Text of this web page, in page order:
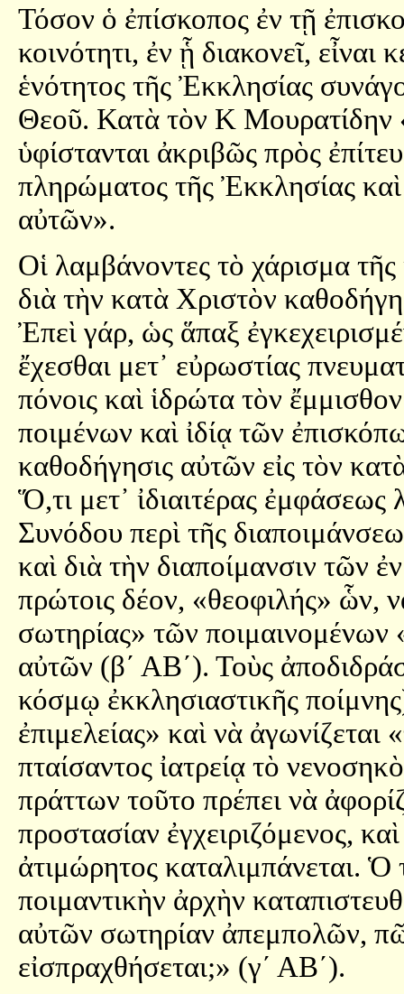
Τόσον ὁ ἐπίσκοπος ἐν τῇ
κοινότητι, ἐν ᾗ διακονεῖ, εἶναι
ἑνότητος τῆς Ἐκκλησίας
Θεοῦ. Κατὰ τὸν Κ Μουρατίδην
ὑφίστανται ἀκριβῶς πρὸς
πληρώματος τῆς Ἐκκλησίας καὶ
αὐτῶν».
Οἱ λαμβάνοντες τὸ χάρισμα
διὰ τὴν κατὰ Χριστὸν
Ἐπεὶ γάρ, ὡς ἅπαξ
ἔχεσθαι μετ᾿ εὐρωστίας
πόνοις καὶ ἱδρώτα τὸν
ποιμένων καὶ ἰδίᾳ τῶν
καθοδήγησις αὐτῶν εἰς τὸν
Ὅ,τι μετ᾿ ἰδιαιτέρας
Συνόδου περὶ τῆς
καὶ διὰ τὴν διαποίμανσιν τῶν
πρώτοις δέον, «θεοφιλής» ὧν,
σωτηρίας» τῶν
αὐτῶν (β´ ΑΒ´). Τοὺς
κόσμῳ ἐκκλησιαστικῆς
ἐπιμελείας» καὶ νὰ
πταίσαντος ἰατρείᾳ τὸ
πράττων τοῦτο πρέπει νὰ
προστασίαν ἐγχειριζόμενος,
ἀτιμώρητος καταλιμπάνεται.
ποιμαντικὴν ἀρχὴν
αὐτῶν σωτηρίαν ἀπεμπολῶν,
εἰσπραχθήσεται;» (γ´ ΑΒ´).